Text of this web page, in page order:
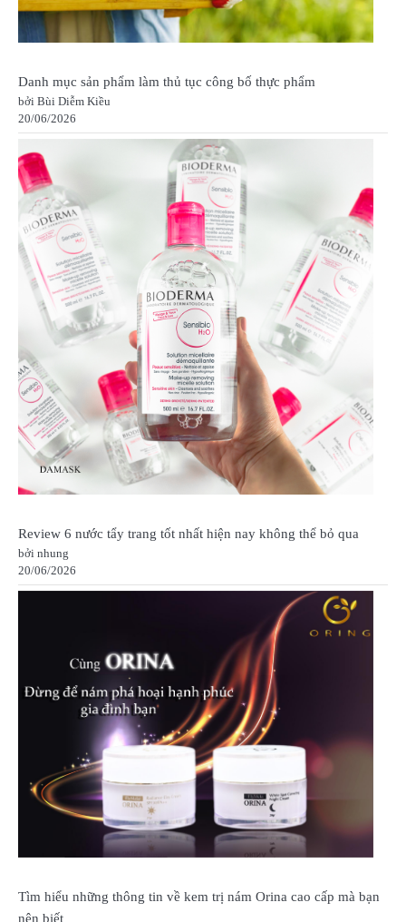
Danh mục sản phẩm làm thủ tục công bố thực phẩm
bởi Bùi Diễm Kiều
20/06/2026
Review 6 nước tẩy trang tốt nhất hiện nay không thể bỏ qua
bởi nhung
20/06/2026
Tìm hiểu những thông tin về kem trị nám Orina cao cấp mà bạn
nên biết